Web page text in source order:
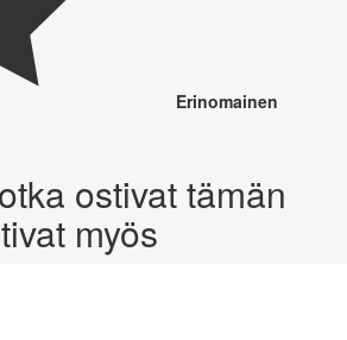
Erinomainen
ostivat tämän
myös